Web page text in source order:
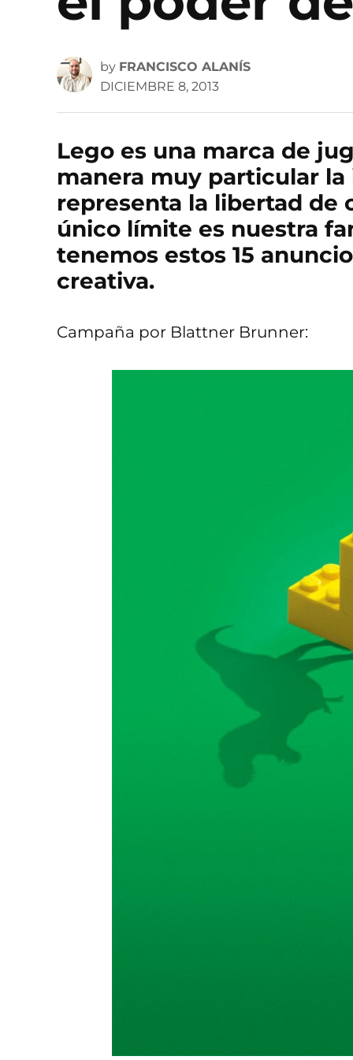
by FRANCISCO ALANÍS
DICIEMBRE 8, 2013
Lego es una marca de
manera muy particular
representa la libertad de
único límite es nuestra
tenemos estos 15
creativa.
Campaña por Blattner Brunner: